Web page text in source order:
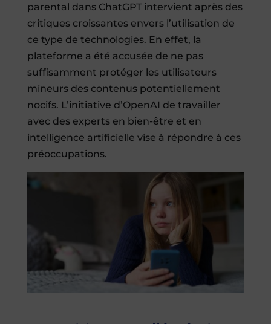
parental dans ChatGPT intervient après des
critiques croissantes envers l’utilisation de
ce type de technologies. En effet, la
plateforme a été accusée de ne pas
suffisamment protéger les utilisateurs
mineurs des contenus potentiellement
nocifs. L’initiative d’OpenAI de travailler
avec des experts en bien-être et en
intelligence artificielle vise à répondre à ces
préoccupations.